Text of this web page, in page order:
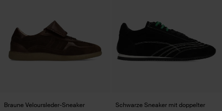
Braune Veloursleder-Sneaker
Schwarze Sneaker mit doppelter